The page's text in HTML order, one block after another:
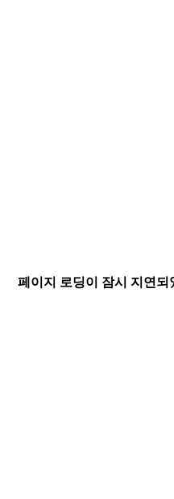
페이지 로딩이 잠시 지연